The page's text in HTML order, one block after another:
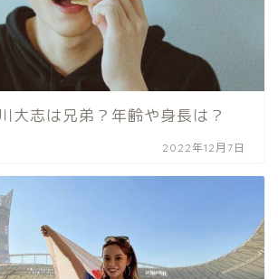
大志は兄弟？年齢や身長は？
2022年12月7日